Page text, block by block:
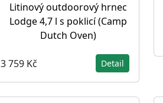
Litinový outdoorový hrnec
Lodge 4,7 l s poklicí (Camp
Dutch Oven)
3 759 Kč Detail